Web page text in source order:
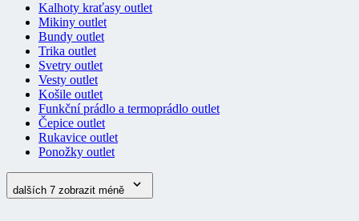
Kalhoty kraťasy outlet
Mikiny outlet
Bundy outlet
Trika outlet
Svetry outlet
Vesty outlet
Košile outlet
Funkční prádlo a termoprádlo outlet
Čepice outlet
Rukavice outlet
Ponožky outlet
dalších 7 zobrazit méně